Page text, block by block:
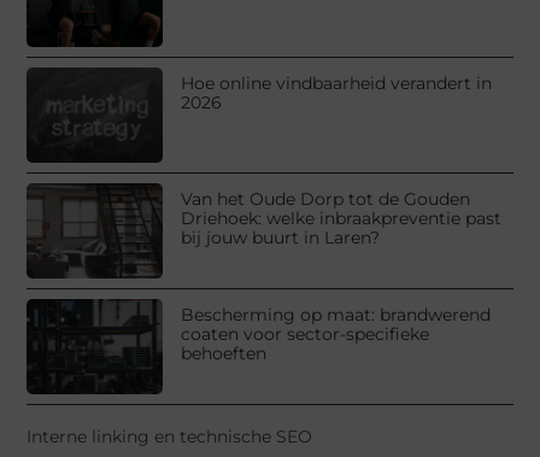
Hoe online vindbaarheid verandert in
2026
Van het Oude Dorp tot de Gouden
Driehoek: welke inbraakpreventie past
bij jouw buurt in Laren?
Bescherming op maat: brandwerend
coaten voor sector-specifieke
behoeften
Interne linking en technische SEO